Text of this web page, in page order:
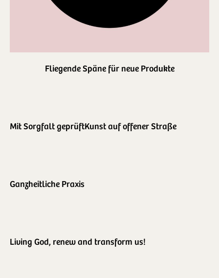
Fliegende Späne für neue Produkte
Mit Sorgfalt geprüftKunst auf offener Straße
Ganzheitliche Praxis
Living God, renew and transform us!